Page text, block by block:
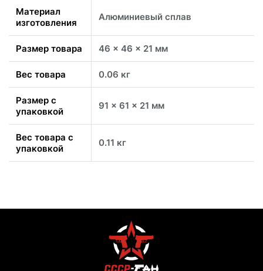
Материал
изготовления
Алюминиевый сплав
Размер товара 46 x 46 x 21 мм
Вес товара 0.06 кг
Размер с
упаковкой
91 x 61 x 21 мм
Вес товара с
упаковкой
0.11 кг